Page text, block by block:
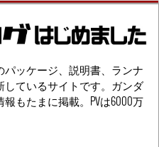
パッケージ、説明書、ランナ
しているサイトです。ガンダ
もたまに掲載。PVは6000万